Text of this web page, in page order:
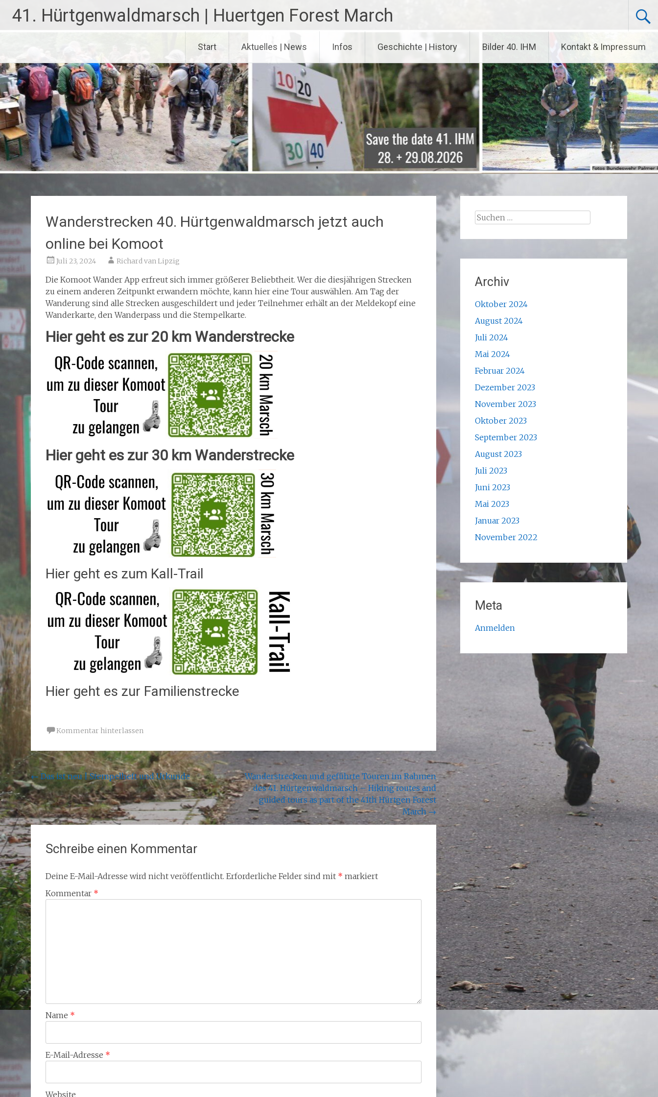
Inhalt41. Hürtgenwaldmarsch | Huertgen Forest March
Start Aktuelles | News Infos Geschichte | History Bilder 40. IHM Kontakt & Impressum
Wanderstrecken 40. Hürtgenwaldmarsch jetzt auch
online bei Komoot
Juli 23, 2024 Richard van Lipzig
Die Komoot Wander App erfreut sich immer größerer Beliebtheit. Wer die diesjährigen Strecken
zu einem anderen Zeitpunkt erwandern möchte, kann hier eine Tour auswählen. Am Tag der
Wanderung sind alle Strecken ausgeschildert und jeder Teilnehmer erhält an der Meldekopf eine
Wanderkarte, den Wanderpass und die Stempelkarte.
Hier geht es zur 20 km Wanderstrecke
Hier geht es zur 30 km Wanderstrecke
Hier geht es zum Kall-Trail
Hier geht es zur Familienstrecke
Kommentar hinterlassen
Beitragsnavigation
←Das ist neu | Stempelheft und Urkunde
Wanderstrecken und geführte Touren im Rahmen
des 41. Hürtgenwaldmarsch – Hiking routes and
guided tours as part of the 41th Hürtgen Forest
March →
Schreibe einen Kommentar
Deine E-Mail-Adresse wird nicht veröffentlicht. Erforderliche Felder sind mit * markiert
Kommentar *
Name *
E-Mail-Adresse *
Website
Suchen
Archiv
Oktober 2024
August 2024
Juli 2024
Mai 2024
Februar 2024
Dezember 2023
November 2023
Oktober 2023
September 2023
August 2023
Juli 2023
Juni 2023
Mai 2023
Januar 2023
November 2022
Meta
Anmelden